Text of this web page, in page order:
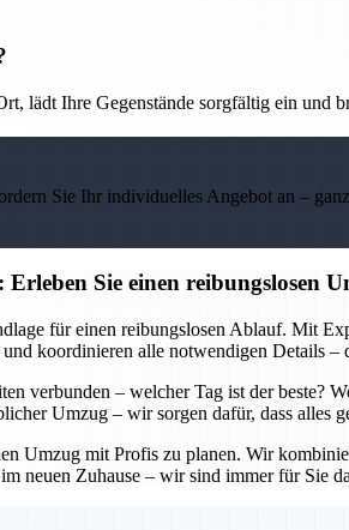
lädt Ihre Gegenstände sorgfältig ein und
Sie Ihr individuelles Angebot an –
Sie einen reibungslosen
für einen reibungslosen Ablauf. Mit
koordinieren alle notwendigen Details
verbunden – welcher Tag ist der beste?
Umzug – wir sorgen dafür, dass alles
Umzug mit Profis zu planen. Wir
neuen Zuhause – wir sind immer für Sie